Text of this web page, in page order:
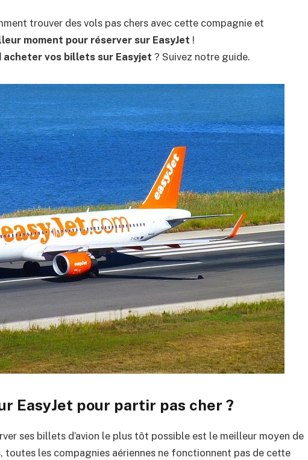
trouver des vols pas chers avec cette compagnie et
moment pour réserver sur EasyJet !
acheter vos billets sur Easyjet ? Suivez notre guide.
EasyJet pour partir pas cher ?
ses billets d’avion le plus tôt possible est le meilleur moyen de
toutes les compagnies aériennes ne fonctionnent pas de cette